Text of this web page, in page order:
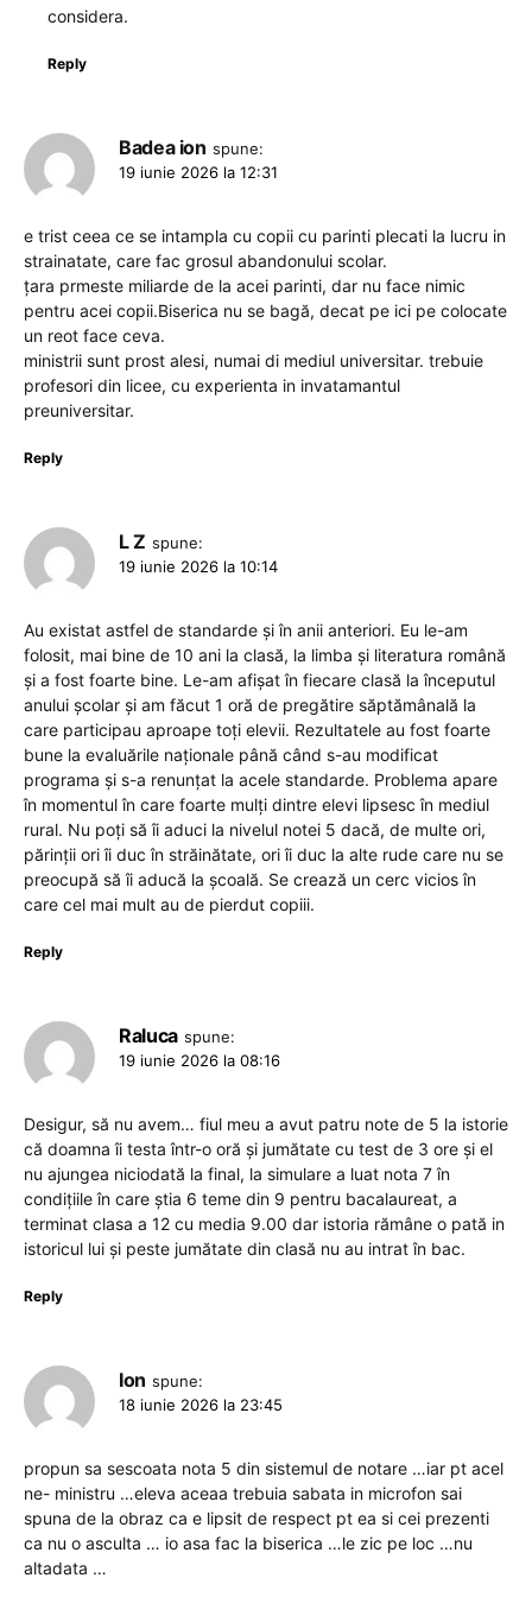
considera.
Reply
Badea ion spune:
19 iunie 2026 la 12:31
e trist ceea ce se intampla cu copii cu parinti plecati la lucru in
strainatate, care fac grosul abandonului scolar.
țara prmeste miliarde de la acei parinti, dar nu face nimic
pentru acei copii.Biserica nu se bagă, decat pe ici pe colocate
un reot face ceva.
ministrii sunt prost alesi, numai di mediul universitar. trebuie
profesori din licee, cu experienta in invatamantul
preuniversitar.
Reply
L Z spune:
19 iunie 2026 la 10:14
Au existat astfel de standarde și în anii anteriori. Eu le-am
folosit, mai bine de 10 ani la clasă, la limba și literatura română
și a fost foarte bine. Le-am afișat în fiecare clasă la începutul
anului școlar și am făcut 1 oră de pregătire săptămânală la
care participau aproape toți elevii. Rezultatele au fost foarte
bune la evaluările naționale până când s-au modificat
programa și s-a renunțat la acele standarde. Problema apare
în momentul în care foarte mulți dintre elevi lipsesc în mediul
rural. Nu poți să îi aduci la nivelul notei 5 dacă, de multe ori,
părinții ori îi duc în străinătate, ori îi duc la alte rude care nu se
preocupă să îi aducă la școală. Se crează un cerc vicios în
care cel mai mult au de pierdut copiii.
Reply
Raluca spune:
19 iunie 2026 la 08:16
Desigur, să nu avem… fiul meu a avut patru note de 5 la istorie
că doamna îi testa într-o oră și jumătate cu test de 3 ore și el
nu ajungea niciodată la final, la simulare a luat nota 7 în
condițiile în care știa 6 teme din 9 pentru bacalaureat, a
terminat clasa a 12 cu media 9.00 dar istoria rămâne o pată in
istoricul lui și peste jumătate din clasă nu au intrat în bac.
Reply
Ion spune:
18 iunie 2026 la 23:45
propun sa sescoata nota 5 din sistemul de notare …iar pt acel
ne- ministru …eleva aceaa trebuia sabata in microfon sai
spuna de la obraz ca e lipsit de respect pt ea si cei prezenti
ca nu o asculta … io asa fac la biserica …le zic pe loc …nu
altadata …